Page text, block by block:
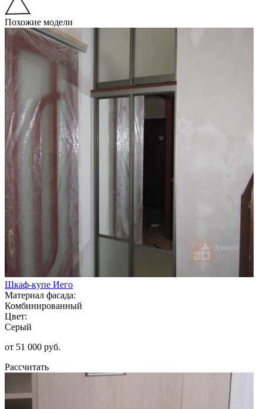
Похожие модели
Шкаф-купе Иего
Материал фасада:
Комбинированный
Цвет:
Серый
от 51 000 руб.
Рассчитать